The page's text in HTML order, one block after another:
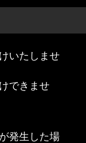
いたしませ
できませ
発生した場